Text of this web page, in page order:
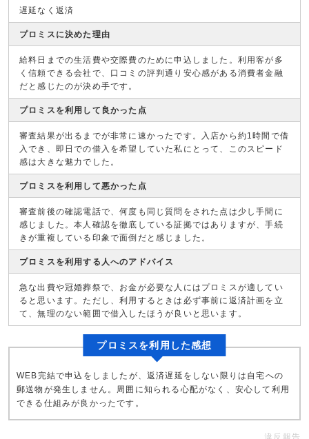
遅延なく返済
プロミスに決めた理由
給料日までの生活費や交際費のために申込しました。利用客が多
く信頼できる会社で、口コミの評判通り安心感がある消費者金融
だと感じたのが決め手です。
プロミスを利用して良かった点
審査結果が出るまでが非常に速かったです。入店から約1時間で借
入でき、即日での借入を希望していた私にとって、このスピード
感は大きな魅力でした。
プロミスを利用して悪かった点
審査前後の確認電話で、何度も同じ質問をされた点は少し手間に
感じました。本人確認を徹底している証拠ではありますが、手続
きが重複している印象で面倒だと感じました。
プロミスを利用する人へのアドバイス
急な出費や冠婚葬祭で、お金が必要な人にはプロミスが適してい
ると思います。ただし、利用するときは必ず事前に返済計画を立
て、無理のない範囲で借入したほうが良いと思います。
プロミスを利用した感想
WEB完結で申込をしましたが、返済遅延をしない限りは自宅への
郵送物が発生しません。周囲に知られる心配がなく、安心して利用
できる仕組みが良かったです。
違反報告